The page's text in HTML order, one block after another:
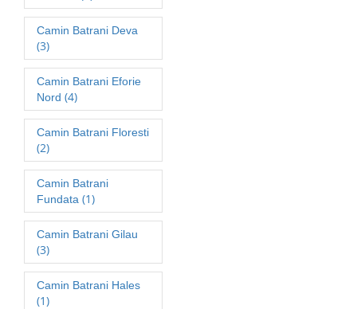
Camin Batrani Deva
(3)
Camin Batrani Eforie
Nord (4)
Camin Batrani Floresti
(2)
Camin Batrani
Fundata (1)
Camin Batrani Gilau
(3)
Camin Batrani Hales
(1)